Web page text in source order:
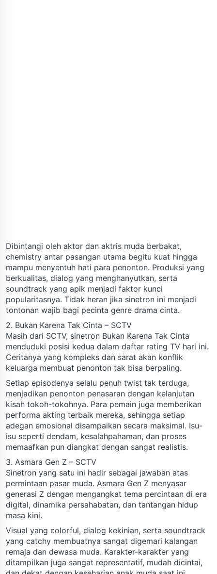
Dibintangi oleh aktor dan aktris muda berbakat,
chemistry antar pasangan utama begitu kuat hingga
mampu menyentuh hati para penonton. Produksi yang
berkualitas, dialog yang menghanyutkan, serta
soundtrack yang apik menjadi faktor kunci
popularitasnya. Tidak heran jika sinetron ini menjadi
tontonan wajib bagi pecinta genre drama cinta.
2. Bukan Karena Tak Cinta – SCTV
Masih dari SCTV, sinetron Bukan Karena Tak Cinta
menduduki posisi kedua dalam daftar rating TV hari ini.
Ceritanya yang kompleks dan sarat akan konflik
keluarga membuat penonton tak bisa berpaling.
Setiap episodenya selalu penuh twist tak terduga,
menjadikan penonton penasaran dengan kelanjutan
kisah tokoh-tokohnya. Para pemain juga memberikan
performa akting terbaik mereka, sehingga setiap
adegan emosional disampaikan secara maksimal. Isu-
isu seperti dendam, kesalahpahaman, dan proses
memaafkan pun diangkat dengan sangat realistis.
3. Asmara Gen Z – SCTV
Sinetron yang satu ini hadir sebagai jawaban atas
permintaan pasar muda. Asmara Gen Z menyasar
generasi Z dengan mengangkat tema percintaan di era
digital, dinamika persahabatan, dan tantangan hidup
masa kini.
Visual yang colorful, dialog kekinian, serta soundtrack
yang catchy membuatnya sangat digemari kalangan
remaja dan dewasa muda. Karakter-karakter yang
ditampilkan juga sangat representatif, mudah dicintai,